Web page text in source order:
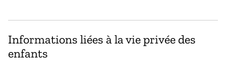
Informations liées à la vie privée des
enfants